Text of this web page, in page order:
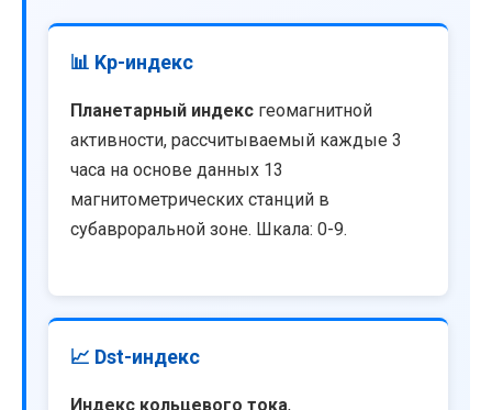
📊 Kp-индекс
Планетарный индекс геомагнитной
активности, рассчитываемый каждые 3
часа на основе данных 13
магнитометрических станций в
субавроральной зоне. Шкала: 0-9.
📈 Dst-индекс
Индекс кольцевого тока,